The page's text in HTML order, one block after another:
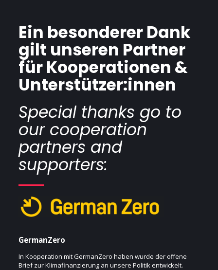
Ein besonderer Dank
gilt unseren Partner
für Kooperationen &
Unterstützer:innen
Special thanks go to
our cooperation
partners and
supporters:
GermanZero
In Kooperation mit GermanZero haben wurde der offene
Brief zur Klimafinanzierung an unsere Politik entwickelt.